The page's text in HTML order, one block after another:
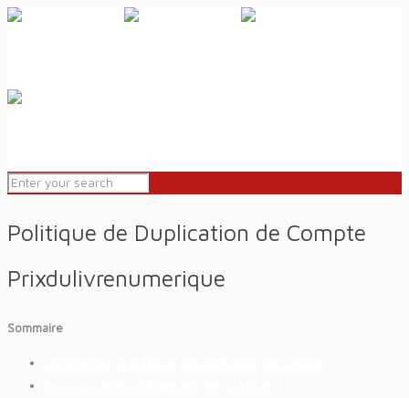
Politique de Duplication de Compte
Prixdulivrenumerique
Sommaire